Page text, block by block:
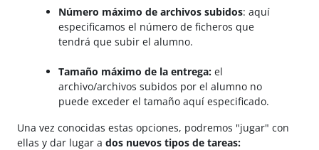
Número máximo de archivos subidos: aquí
especificamos el número de ficheros que
tendrá que subir el alumno.
Tamaño máximo de la entrega:el
archivo/archivos subidos por el alumno no
puede exceder el tamaño aquí especificado.
Una vez conocidas estas opciones, podremos "jugar" con
ellas y dar lugar a dos nuevos tipos de tareas: